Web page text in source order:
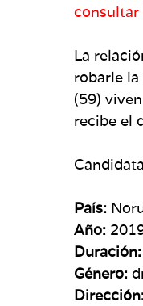
consultar
La
robarle
(59)
recibe el
País:
Año:
Duración:
Género: